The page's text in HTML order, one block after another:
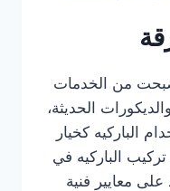
من الخدمات
الحديثة،
الباركيه كخيار
الباركيه في
على معايير فنية